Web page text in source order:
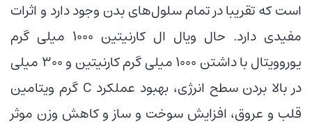
است که تقریبا در تمام سلول‌های بدن وجود دارد و اثرات
مفیدی دارد. حال ویال ال کارنیتین ۱۰۰۰ میلی گرم
یوروویتال با داشتن ۱۰۰۰ میلی گرم کارنیتین و ۳۰۰ میلی
گرم ویتامین C در بالا بردن سطح انرژی، بهبود عملکرد
قلب و عروق، افزایش سوخت و ساز و کاهش وزن موثر